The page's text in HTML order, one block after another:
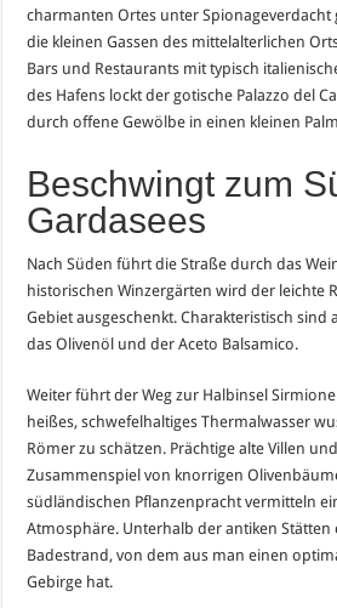
charmanten Ortes unter Spionageverdacht
die kleinen Gassen des mittelalterlichen
Bars und Restaurants mit typisch
des Hafens lockt der gotische Palazzo del
durch offene Gewölbe in einen kleinen
Beschwingt zum
Gardasees
Nach Süden führt die Straße durch das
historischen Winzergärten wird der leichte
Gebiet ausgeschenkt. Charakteristisch sind
das Olivenöl und der Aceto Balsamico.
Weiter führt der Weg zur Halbinsel
heißes, schwefelhaltiges Thermalwasser
Römer zu schätzen. Prächtige alte Villen
Zusammenspiel von knorrigen
südländischen Pflanzenpracht vermitteln
Atmosphäre. Unterhalb der antiken Stätten
Badestrand, von dem aus man einen
Gebirge hat.